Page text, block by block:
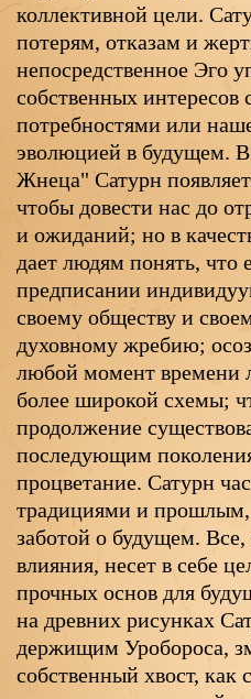
коллективной цели.
потерям, отказам и
непосредственное Эго
собственных
потребностями или
эволюцией в будущем.
Жнеца" Сатурн
чтобы довести нас до
и ожиданий; но в
дает людям понять, что
предписании
своему обществу и
духовному жребию;
любой момент времени
более широкой схемы;
продолжение
последующим
процветание. Сатурн
традициями и прошлым,
заботой о будущем. Все,
влияния, несет в себе
прочных основ для
на древних рисунках
держищим Уробороса,
собственный хвост, как